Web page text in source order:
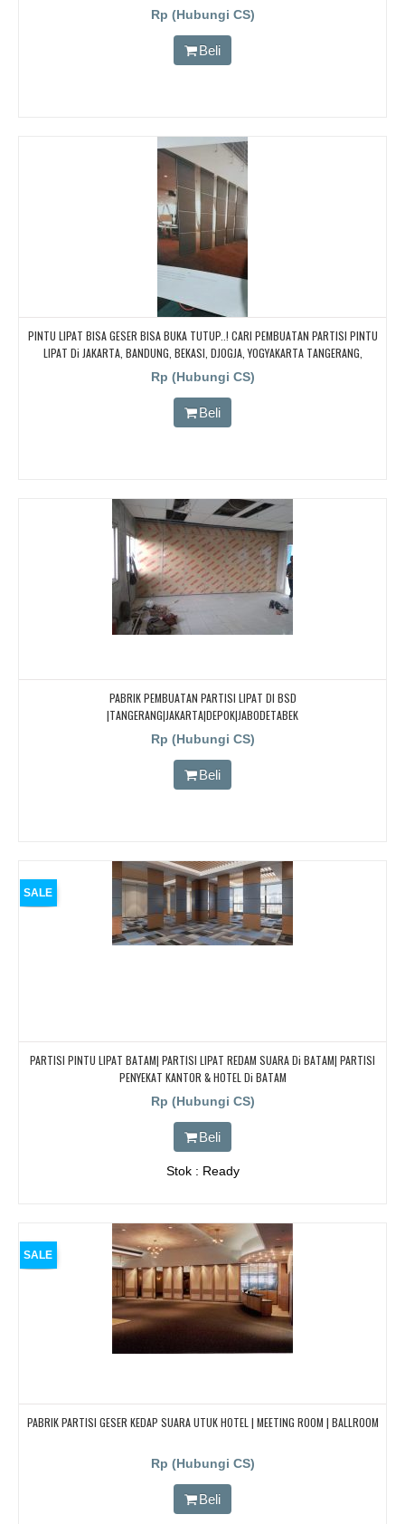
Rp (Hubungi CS)
Beli
PINTU LIPAT BISA GESER BISA BUKA TUTUP..! CARI PEMBUATAN PARTISI PINTU
LIPAT Di JAKARTA, BANDUNG, BEKASI, DJOGJA, YOGYAKARTA TANGERANG,
BOGOR,. BORNEO PABRIK PARTISI PINTU LIPAT, Pintu Lipat Kedap Suara
Rp (Hubungi CS)
Beli
PABRIK PEMBUATAN PARTISI LIPAT DI BSD
|TANGERANG|JAKARTA|DEPOK|JABODETABEK
Rp (Hubungi CS)
Beli
SALE
PARTISI PINTU LIPAT BATAM| PARTISI LIPAT REDAM SUARA Di BATAM| PARTISI
PENYEKAT KANTOR & HOTEL Di BATAM
Rp (Hubungi CS)
Beli
Stok : Ready
SALE
PABRIK PARTISI GESER KEDAP SUARA UTUK HOTEL | MEETING ROOM | BALLROOM
Rp (Hubungi CS)
Beli